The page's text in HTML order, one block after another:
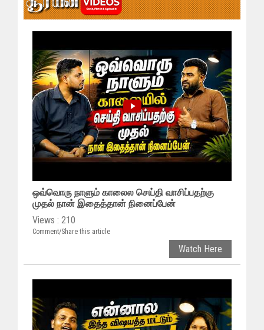
ஒவ்வொரு நாளும் காலைல செய்தி வாசிப்பதற்கு
முதல் நான் இதைத்தான் நினைப்பேன்
Views : 210
Comment/Share this article
Watch Here